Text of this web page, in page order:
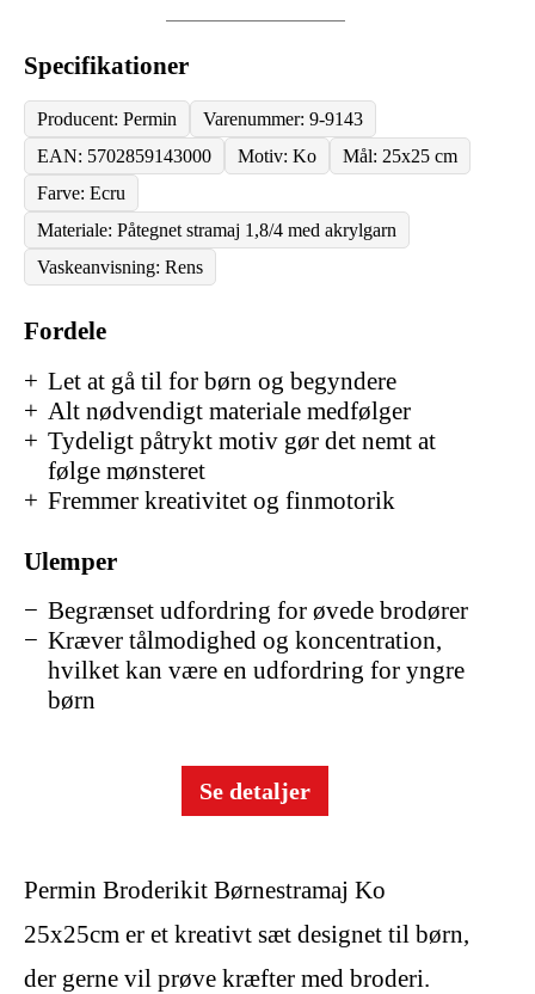
Permin Broderikit Børnestramaj Ko
25x25cm er et kreativt sæt designet til børn,
der gerne vil prøve kræfter med broderi.
Fordele
Let at gå til for børn og begyndere
Alt nødvendigt materiale medfølger
Tydeligt påtrykt motiv gør det nemt at
følge mønsteret
Fremmer kreativitet og finmotorik
Ulemper
Begrænset udfordring for øvede brodører
Kræver tålmodighed og koncentration,
hvilket kan være en udfordring for yngre
børn
Specifikationer
Producent: Permin
Varenummer: 9-9143
EAN: 5702859143000
Motiv: Ko
Mål: 25x25 cm
Farve: Ecru
Materiale: Påtegnet stramaj 1,8/4 med akrylgarn
Vaskeanvisning: Rens
Se detaljer